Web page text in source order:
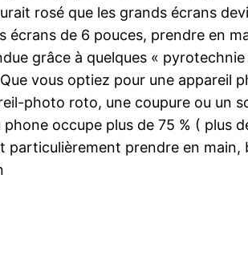
rosé que les grands écrans
de 6 pouces, prendre en
grâce à quelques «
vous optiez pour une appareil
photo roto, une coupure ou un
occupe plus de 75 % ( plus
particulièrement prendre en